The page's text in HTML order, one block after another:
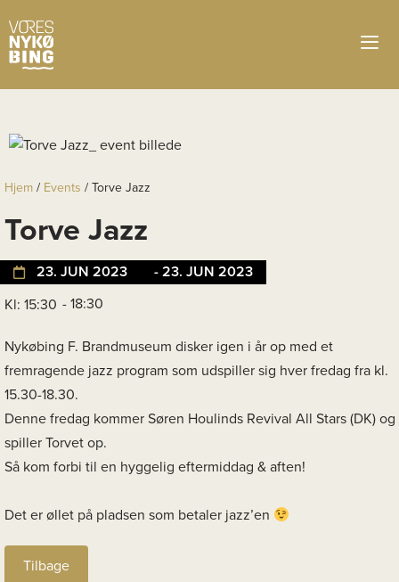
Hjem / Events / Torve Jazz
Torve Jazz
23. JUN 2023
- 23. JUN 2023
Kl: 15:30 - 18:30
Nykøbing F. Brandmuseum disker igen i år op med et
fremragende jazz program som udspiller sig hver fredag fra kl.
15.30-18.30.
Denne fredag kommer Søren Houlinds Revival All Stars (DK) og
spiller Torvet op.
Så kom forbi til en hyggelig eftermiddag & aften!
Det er øllet på pladsen som betaler jazz’en
Tilbage